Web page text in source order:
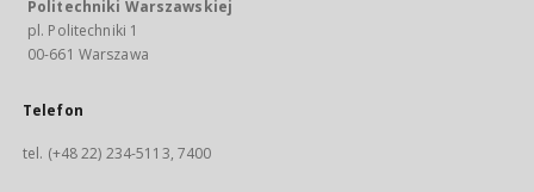
Politechniki Warszawskiej
pl. Politechniki 1
00-661 Warszawa
Telefon
tel. (+48 22) 234-5113, 7400